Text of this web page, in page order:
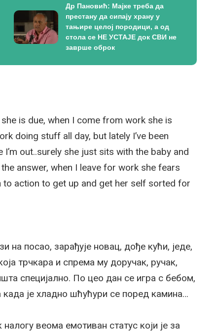
Др Пановић: Мајке треба да
престану да сипају храну у
тањире целој породици, а од
стола се НЕ УСТАЈЕ док СВИ не
заврше оброк
is due, when I come from work she is
doing stuff all day, but lately I’ve been
out..surely she just sits with the baby and
answer, when I leave for work she fears
action to get up and get her self sorted for
на посао, зарађује новац, дође кући, једе,
трчкара и спрема му доручак, ручак,
специјално. По цео дан се игра с бебом,
је хладно шћућури се поред камина…
веома емотиван статус који је за